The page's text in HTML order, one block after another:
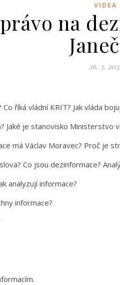
VIDEA
na
26. 3.
říká vládní KRIT? Jak vláda
Jaké je stanovisko Ministerstvo
má Václav Moravec? Proč je
Co jsou dezinformace?
analyzují informace?
informace?